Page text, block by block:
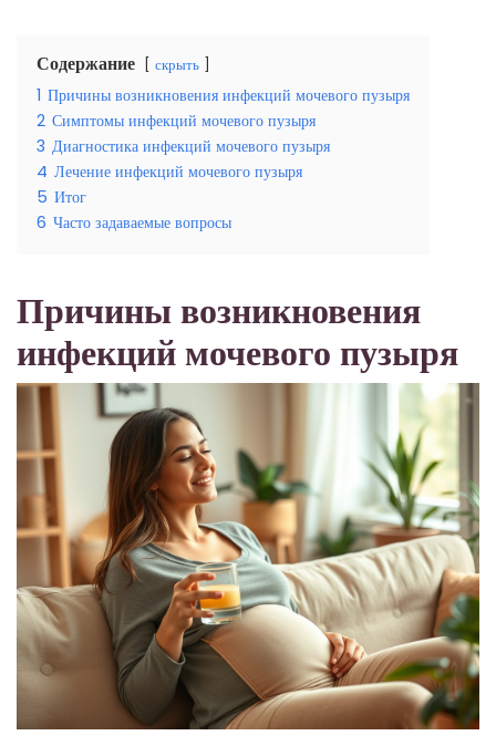
Содержание скрыть
1 Причины возникновения инфекций мочевого пузыря
2 Симптомы инфекций мочевого пузыря
3 Диагностика инфекций мочевого пузыря
4 Лечение инфекций мочевого пузыря
5 Итог
6 Часто задаваемые вопросы
Причины возникновения
инфекций мочевого пузыря